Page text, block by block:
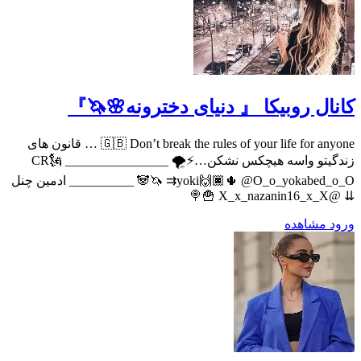
روبیکا 『 دنیای دخترونه🌸🦄』
🇬🇧 Don’t break the rules of your life for anyone … قانون های
زندگیتو واسه هیچکس نشکن…⚡️🌪 ________________ CR🗽
⇉yoki🙌🏿🌵 @O_o_yokabed_o_O 🦄🐼 __________ ادمین چنل
مشاهده